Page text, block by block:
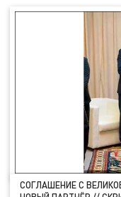
СОГЛАШЕНИЕ С